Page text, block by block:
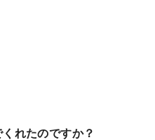
れたのですか？